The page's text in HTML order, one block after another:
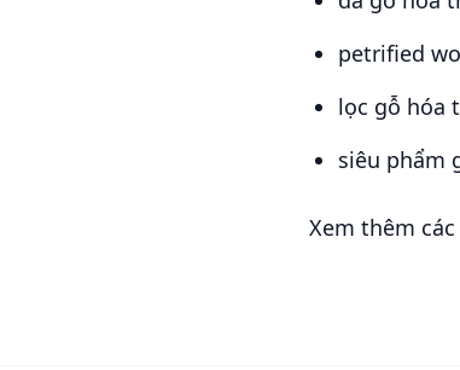
petrified
lọc gỗ hóa
siêu phẩm
Xem thêm